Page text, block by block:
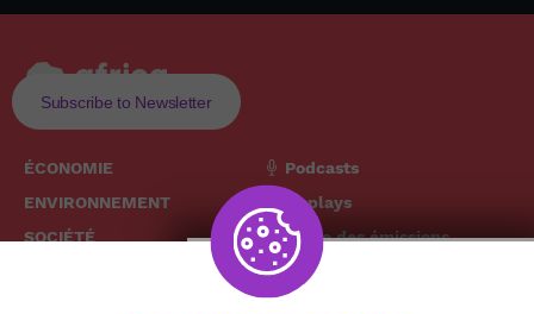
Subscribe to Newsletter
ÉCONOMIE
ENVIRONNEMENT
SOCIÉTÉ
Podcasts
Replays
Grille des émissions